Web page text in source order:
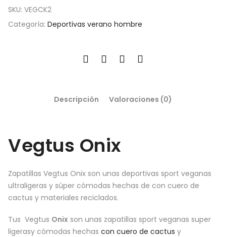
SKU: VEGCK2
Categoría: Deportivas verano hombre
Descripción Valoraciones (0)
Vegtus Onix
Zapatillas Vegtus Onix son unas deportivas sport veganas
ultraligeras y súper cómodas hechas de con cuero de
cactus y materiales reciclados.
Tus Vegtus Onix son unas zapatillas sport veganas super
ligerasy cómodas hechas con cuero de cactus y